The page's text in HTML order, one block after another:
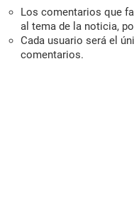
Los comentarios que
al tema de la noticia,
Cada usuario será el
comentarios.